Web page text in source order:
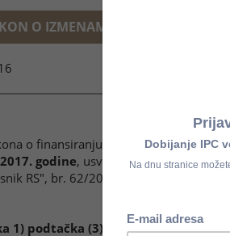
O IZMENAMA ZAKONA O
o finansiranju lokalne samouprave
godine, usvojene su dve izmene
RS", br. 62/2006, 47/2011 i 93/
1) podtačka (3) briše se(jedinici